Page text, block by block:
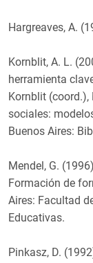
Hargreaves, A.
Kornblit, A. L.
herramienta
Kornblit
sociales:
Buenos Aires:
Mendel, G.
Formación de
Aires: Facultad
Educativas.
Pinkasz, D.